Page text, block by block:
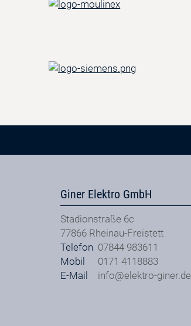
Giner Elektro GmbH
Stadionstraße 6c
77866 Rheinau-Freistett
Telefon 07844 983611
Mobil
0171 4118883
E-Mail
info@elektro-giner.de